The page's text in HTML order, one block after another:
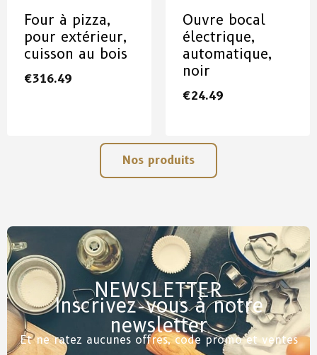
Four à pizza,
pour extérieur,
cuisson au bois
€316.49
Ouvre bocal
électrique,
automatique,
noir
€24.49
Nos produits
NEWSLETTER
Inscrivez-vous à notre
newsletter
Et ne ratez aucunes offres, code promo et ventes